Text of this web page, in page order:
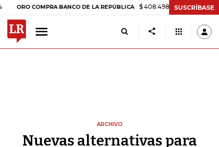
ORO COMPRA BANCO DE LA REPÚBLICA $ 408.498,97 +$ 8.753,81
SUSCRÍBASE
ARCHIVO
Nuevas alternativas para